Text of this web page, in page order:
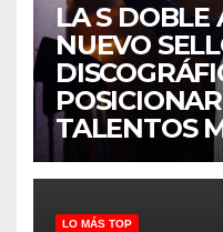
LA S DOBLE
NUEVO
TALENTOS
LO MÁS TOP